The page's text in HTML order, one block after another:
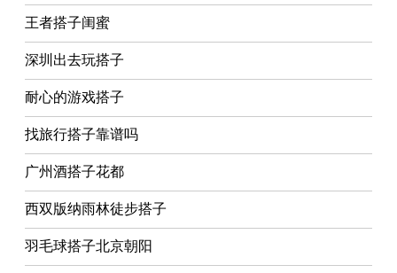
王者搭子闺蜜
深圳出去玩搭子
耐心的游戏搭子
找旅行搭子靠谱吗
广州酒搭子花都
西双版纳雨林徒步搭子
羽毛球搭子北京朝阳